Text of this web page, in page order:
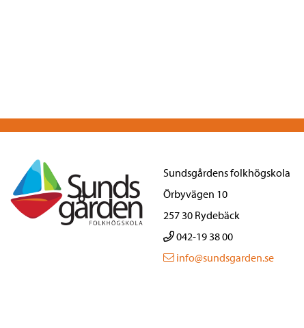
Sundsgårdens folkhögskola
Örbyvägen 10
257 30 Rydebäck
042-19 38 00
info@sundsgarden.se